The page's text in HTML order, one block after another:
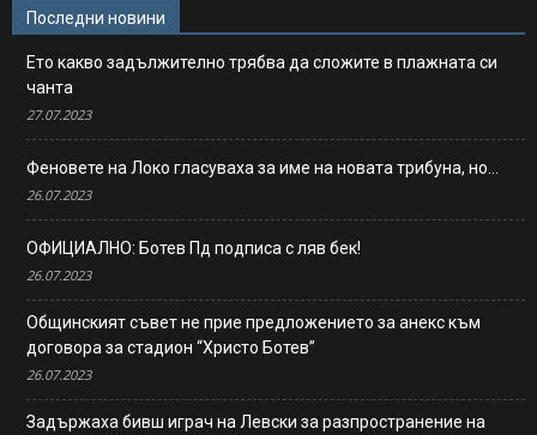
Последни новини
Ето какво задължително трябва да сложите в плажната си
чанта
27.07.2023
Феновете на Локо гласуваха за име на новата трибуна, но…
26.07.2023
ОФИЦИАЛНО: Ботев Пд подписа с ляв бек!
26.07.2023
Общинският съвет не прие предложението за анекс към
договора за стадион “Христо Ботев”
26.07.2023
Задържаха бивш играч на Левски за разпространение на